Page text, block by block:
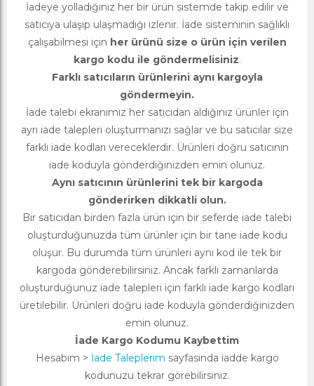
İadeye yolladığınız her bir ürün sistemde takip edilir ve
satıcıya ulaşıp ulaşmadığı izlenir. İade sisteminin sağlıklı
çalışabilmesi için her ürünü size o ürün için verilen
kargo kodu ile göndermelisiniz.
Farklı satıcıların ürünlerini aynı kargoyla
göndermeyin.
İade talebi ekranımız her satıcıdan aldığınız ürünler için
ayrı iade talepleri oluşturmanızı sağlar ve bu satıcılar size
farklı iade kodları vereceklerdir. Ürünleri doğru satıcının
iade koduyla gönderdiğinizden emin olunuz.
Aynı satıcının ürünlerini tek bir kargoda
gönderirken dikkatli olun.
Bir satıcıdan birden fazla ürün için bir seferde iade talebi
oluşturduğunuzda tüm ürünler için bir tane iade kodu
oluşur. Bu durumda tüm ürünleri aynı kod ile tek bir
kargoda gönderebilirsiniz. Ancak farklı zamanlarda
oluşturduğunuz iade talepleri için farklı iade kargo kodları
üretilebilir. Ürünleri doğru iade koduyla gönderdiğinizden
emin olunuz.
İade Kargo Kodumu Kaybettim
Hesabım > İade Taleplerim sayfasında iadde kargo
kodunuzu tekrar görebilirsiniz.